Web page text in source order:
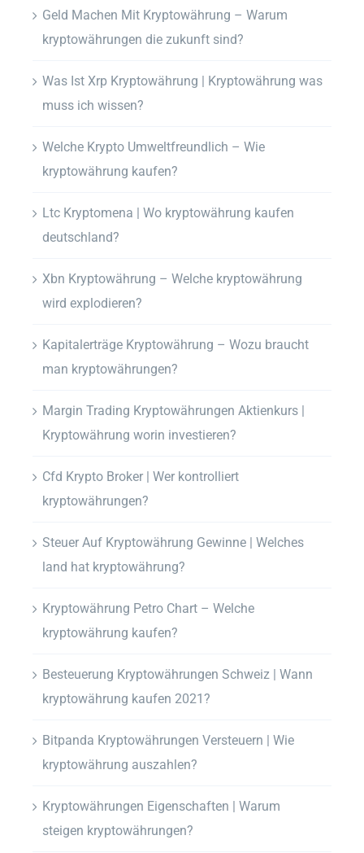
Geld Machen Mit Kryptowährung – Warum
kryptowährungen die zukunft sind?
Was Ist Xrp Kryptowährung | Kryptowährung was
muss ich wissen?
Welche Krypto Umweltfreundlich – Wie
kryptowährung kaufen?
Ltc Kryptomena | Wo kryptowährung kaufen
deutschland?
Xbn Kryptowährung – Welche kryptowährung
wird explodieren?
Kapitalerträge Kryptowährung – Wozu braucht
man kryptowährungen?
Margin Trading Kryptowährungen Aktienkurs |
Kryptowährung worin investieren?
Cfd Krypto Broker | Wer kontrolliert
kryptowährungen?
Steuer Auf Kryptowährung Gewinne | Welches
land hat kryptowährung?
Kryptowährung Petro Chart – Welche
kryptowährung kaufen?
Besteuerung Kryptowährungen Schweiz | Wann
kryptowährung kaufen 2021?
Bitpanda Kryptowährungen Versteuern | Wie
kryptowährung auszahlen?
Kryptowährungen Eigenschaften | Warum
steigen kryptowährungen?